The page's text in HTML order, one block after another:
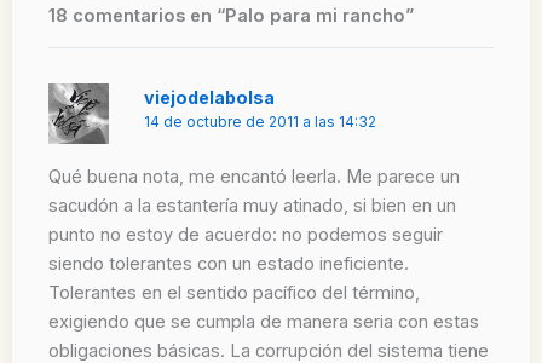
18 comentarios en “Palo para mi rancho”
viejodelabolsa
14 de octubre de 2011 a las 14:32
Qué buena nota, me encantó leerla. Me parece un
sacudón a la estantería muy atinado, si bien en un
punto no estoy de acuerdo: no podemos seguir
siendo tolerantes con un estado ineficiente.
Tolerantes en el sentido pacífico del término,
exigiendo que se cumpla de manera seria con estas
obligaciones básicas. La corrupción del sistema tiene